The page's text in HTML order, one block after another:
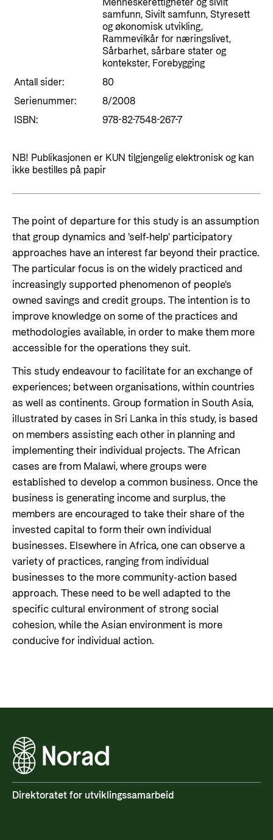
Styresett og økonomisk utvikling
For næringslivet
Statsgarantiordningen for investeringer i
Norad - Partnerskap med privat sektor
Nyttige lenker
Partnerfordeling
Evalueringer (Norec)
Kontakt
Kontakt oss
Presse og media
Personvern
samfunn, Sivilt samfunn, Styresett
og økonomisk utvikling,
Rammevilkår for næringslivet,
Sårbarhet, sårbare stater og
kontekster, Forebygging
Antall sider:
80
Serienummer:
8/2008
ISBN:
978-82-7548-267-7
NB! Publikasjonen er KUN tilgjengelig elektronisk og kan
ikke bestilles på papir
The point of departure for this study is an assumption
that group dynamics and 'self-help' participatory
approaches have an interest far beyond their practice.
The particular focus is on the widely practiced and
increasingly supported phenomenon of people's
owned savings and credit groups. The intention is to
improve knowledge on some of the practices and
methodologies available, in order to make them more
accessible for the operations they suit.
This study endeavour to facilitate for an exchange of
experiences; between organisations, within countries
as well as continents. Group formation in South Asia,
illustrated by cases in Sri Lanka in this study, is based
on members assisting each other in planning and
implementing their individual projects. The African
cases are from Malawi, where groups were
established to develop a common business. Once the
business is generating income and surplus, the
members are encouraged to take their share of the
invested capital to form their own individual
businesses. Elsewhere in Africa, one can observe a
variety of practices, ranging from individual
businesses to the more community-action based
approach. These need to be well adapted to the
specific cultural environment of strong social
cohesion, while the Asian environment is more
conducive for individual action.
Direktoratet for utviklingssamarbeid